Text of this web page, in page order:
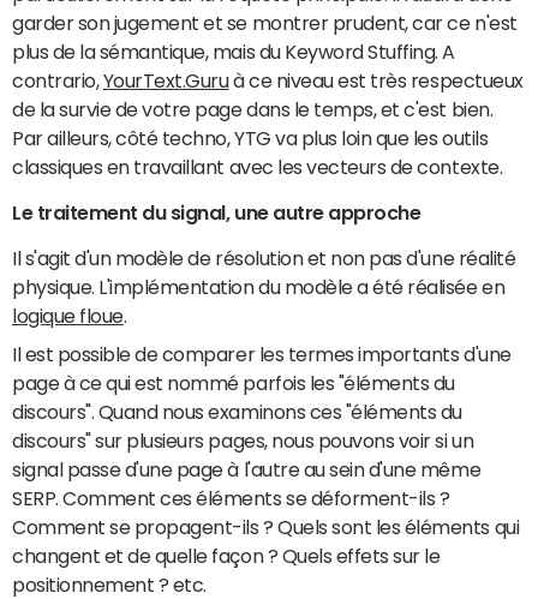
garder son jugement et se montrer prudent, car ce n'est
plus de la sémantique, mais du Keyword Stuffing. A
contrario,YourText.Guruà ce niveau est très respectueux
de la survie de votre page dans le temps, et c'est bien.
Par ailleurs, côté techno, YTG va plus loin que les outils
classiques en travaillant avec les vecteurs de contexte.
Le traitement du signal, une autre approche
Il s'agit d'un modèle de résolution et non pas d'une réalité
physique. L'implémentation du modèle a été réalisée en
logique floue.
Il est possible de comparer les termes importants d'une
page à ce qui est nommé parfois les "éléments du
discours". Quand nous examinons ces "éléments du
discours" sur plusieurs pages, nous pouvons voir si un
signal passe d'une page à l'autre au sein d'une même
SERP. Comment ces éléments se déforment-ils ?
Comment se propagent-ils ? Quels sont les éléments qui
changent et de quelle façon ? Quels effets sur le
positionnement ? etc.